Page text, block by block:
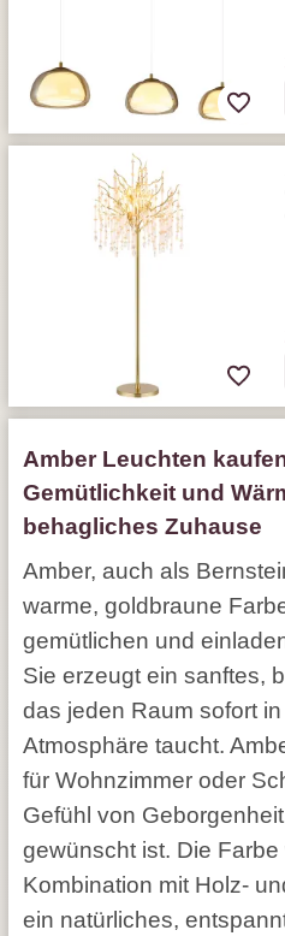
Amber Leuchten
Gemütlichkeit und
behagliches Zuhause
Amber, auch als
warme, goldbraune
gemütlichen und
Sie erzeugt ein sanftes,
das jeden Raum sofort
Atmosphäre taucht.
für Wohnzimmer oder
Gefühl von
gewünscht ist. Die
Kombination mit Holz-
ein natürliches,